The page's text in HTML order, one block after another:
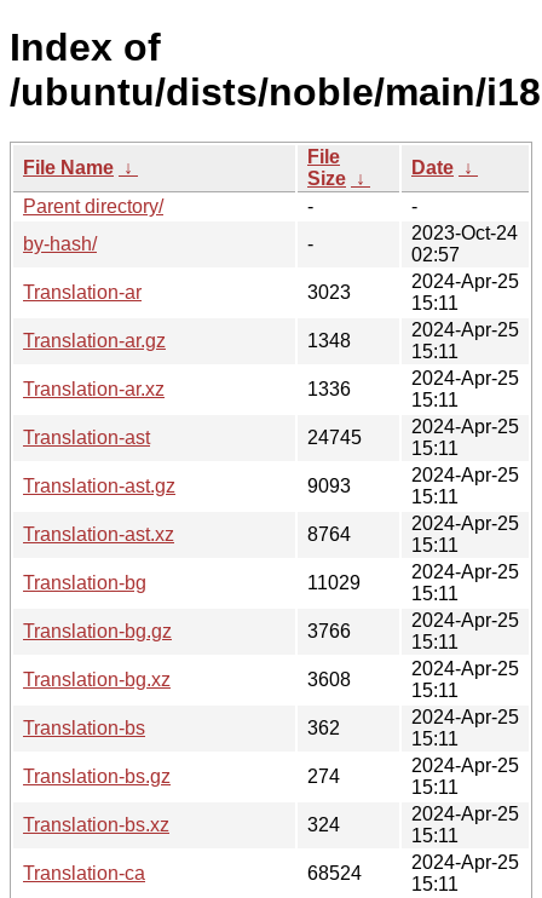
Index of
/ubuntu/dists/noble/main/
File Name ↓
File
Size ↓
Date ↓
Parent directory/
-
-
by-hash/
-
2023-Oct-24
02:57
Translation-ar
3023
2024-Apr-25
15:11
Translation-ar.gz
1348
2024-Apr-25
15:11
Translation-ar.xz
1336
2024-Apr-25
15:11
Translation-ast
24745
2024-Apr-25
15:11
Translation-ast.gz
9093
2024-Apr-25
15:11
Translation-ast.xz
8764
2024-Apr-25
15:11
Translation-bg
11029
2024-Apr-25
15:11
Translation-bg.gz
3766
2024-Apr-25
15:11
Translation-bg.xz
3608
2024-Apr-25
15:11
Translation-bs
362
2024-Apr-25
15:11
Translation-bs.gz
274
2024-Apr-25
15:11
Translation-bs.xz
324
2024-Apr-25
15:11
Translation-ca
68524
2024-Apr-25
15:11